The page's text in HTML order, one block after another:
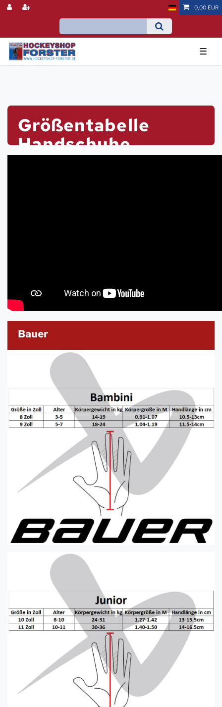
0,00 EUR
☰
Größentabelle
Handschuhe
Bauer